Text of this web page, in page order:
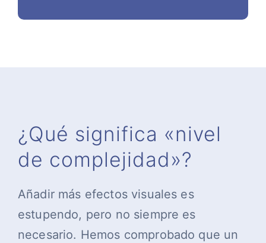
¿Qué significa «nivel
de complejidad»?
Añadir más efectos visuales es
estupendo, pero no siempre es
necesario. Hemos comprobado que un